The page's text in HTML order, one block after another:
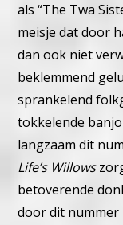
als “The Twa
meisje dat door
dan ook niet
beklemmend
sprankelend
tokkelende
langzaam dit
Life’s Willows
betoverende
door dit nummer